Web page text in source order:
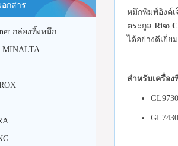
หมึกพิมพ์อิงค์เ
ตระกูล Riso
ได้อย่างดีเยี่
สำหรับเครื่อง
GL9730
GL7430
อกสาร
กล่องทิ้งหมึก
MINALTA